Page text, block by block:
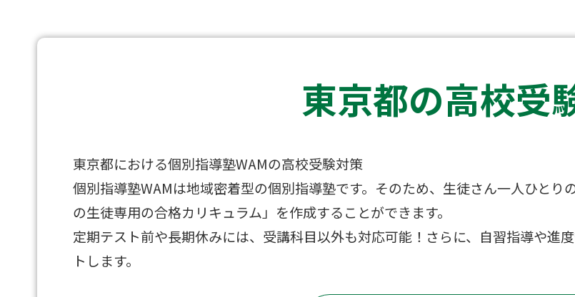
東京都の高校受
東京都における個別指導塾WAMの高校受験対策
個別指導塾WAMは地域密着型の個別指導塾です。そのため、生徒さん一人ひと
の生徒専用の合格カリキュラム」を作成することができます。
定期テスト前や長期休みには、受講科目以外も対応可能！さらに、自習指導や進
トします。